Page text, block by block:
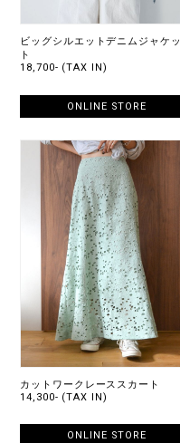
ビッグシルエットデニムジャケッ
ト
18,700- (TAX IN)
ONLINE STORE
カットワークレーススカート
14,300- (TAX IN)
ONLINE STORE